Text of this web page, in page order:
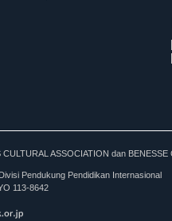
ASSOCIATION dan BENESSE
Pendukung Pendidikan Internasional
113-8642